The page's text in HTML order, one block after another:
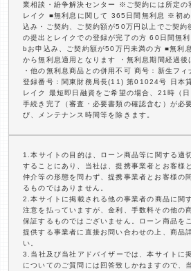
業相談・紛争解決センター ※ご契約には所定の
レイク ■無利息に関して 365日間無利息 ※初
込み・ご契約、ご契約額が50万円以上でご契約
の提出とレイクでの登録が完了の方 60日間無
bお申込み、ご契約額が50万円未満の方 ■無利
から無利息適用となります ・無利息期間経過
・他の無利息商品との併用不可 商号：新生フ
登録番号：関東財務局長(11) 第01024号 日本
レイク 最短即日融資をご希望の場合、21時（
手続き完了（審査・必要書類の確認含む）が必
び、メンテナンス時間等を除きます。
1.本サイトの目的は、ローン商品等に関する適
することにあり、当社は、提携事業者とお客様
仲介等の形態を問わず、提携事業者とお客様の
るものではありません。
2.本サイトに掲載される他の事業者の商品に関
注意を払っていますが、金利、手数料その他の
保証するものではございません。ローン商品を
提供する事業者に直接お問い合わせの上、商品
い。
3.当社及び当社アドバイザーでは、本サイトに
についてのご質問には回答致しかねますので、